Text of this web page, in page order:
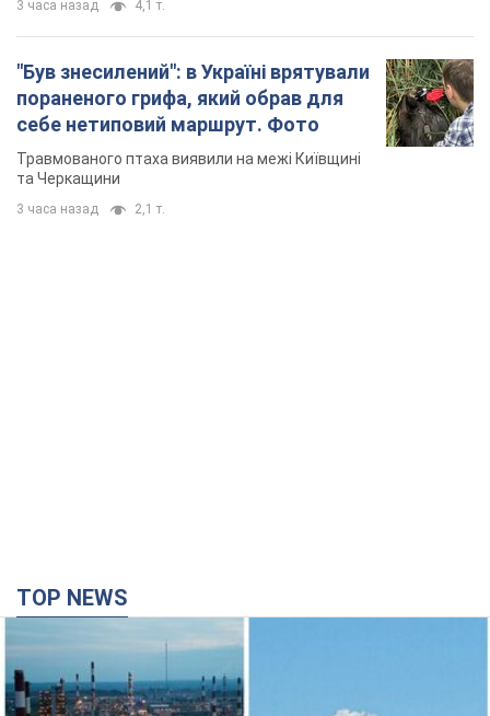
Сили оборони уразили НПЗ у Ярославлі і
Башкортостані: Зеленський розкрив деталі